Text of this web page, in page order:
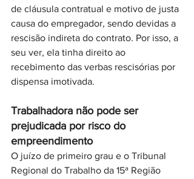
de cláusula contratual e motivo de justa
causa do empregador, sendo devidas a
rescisão indireta do contrato. Por isso, a
seu ver, ela tinha direito ao
recebimento das verbas rescisórias por
dispensa imotivada.
Trabalhadora não pode ser
prejudicada por risco do
empreendimento
O juízo de primeiro grau e o Tribunal
Regional do Trabalho da 15ª Região